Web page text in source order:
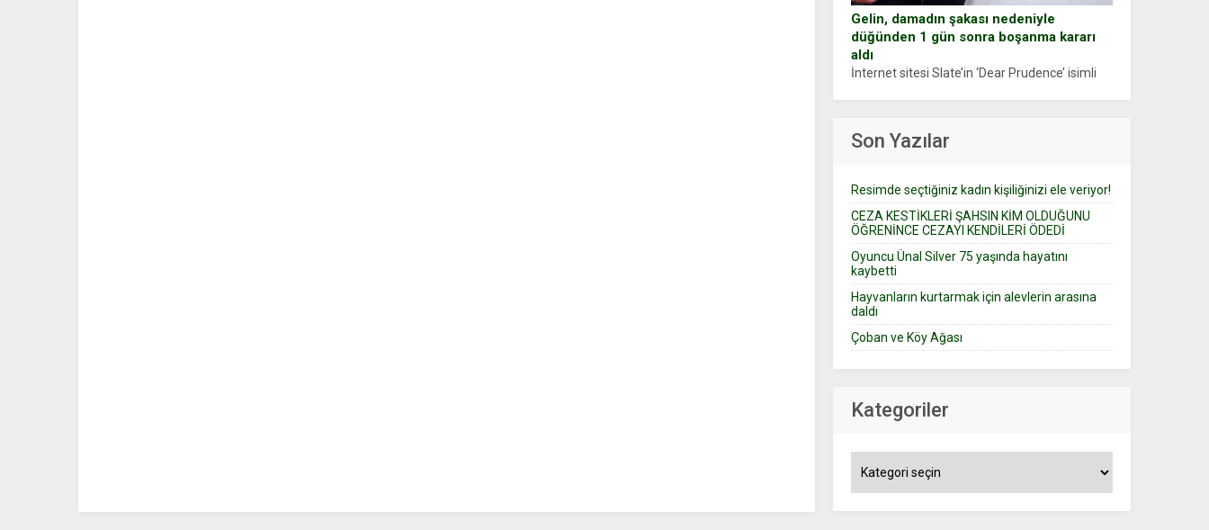
Gelin, damadın şakası nedeniyle
düğünden 1 gün sonra boşanma kararı
aldı
İnternet sitesi Slate’in ‘Dear Prudence’ isimli
Son Yazılar
Resimde seçtiğiniz kadın kişiliğinizi ele veriyor!
CEZA KESTİKLERİ ŞAHSIN KİM OLDUĞUNU
ÖĞRENİNCE CEZAYI KENDİLERİ ÖDEDİ
Oyuncu Ünal Silver 75 yaşında hayatını
kaybetti
Hayvanların kurtarmak için alevlerin arasına
daldı
Çoban ve Köy Ağası
Kategoriler